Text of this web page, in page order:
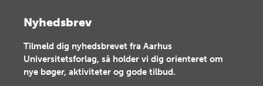
Nyhedsbrev
Tilmeld dig nyhedsbrevet fra Aarhus
Universitetsforlag, så holder vi dig orienteret om
nye bøger, aktiviteter og gode tilbud.